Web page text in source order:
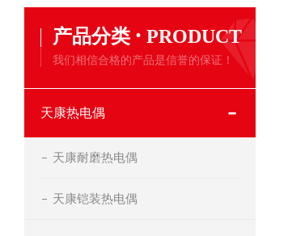
产品分类 · PRODUCT
我们相信合格的产品是信誉的保证！
天康热电偶
天康耐磨热电偶
天康铠装热电偶